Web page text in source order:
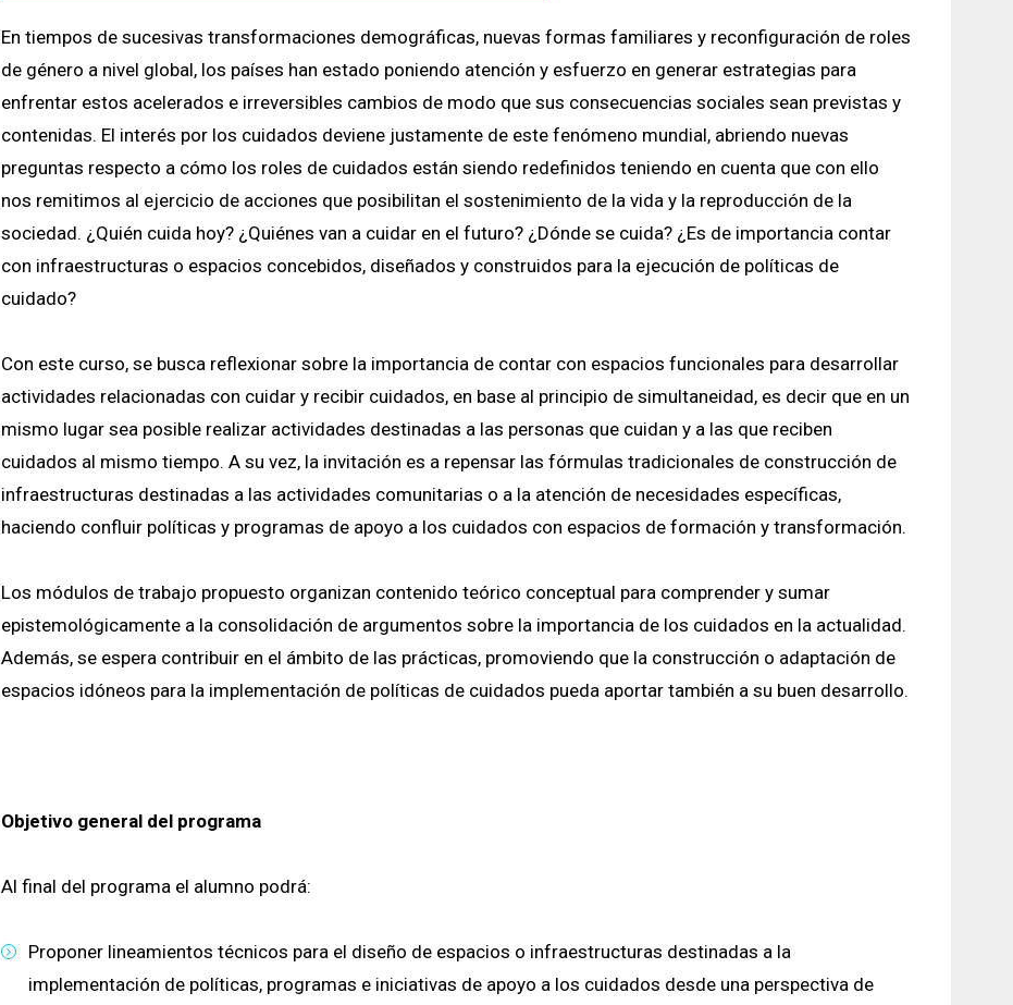
En tiempos de sucesivas transformaciones demográficas, nuevas formas familiares y reconfiguración de roles
de género a nivel global, los países han estado poniendo atención y esfuerzo en generar estrategias para
enfrentar estos acelerados e irreversibles cambios de modo que sus consecuencias sociales sean previstas y
contenidas. El interés por los cuidados deviene justamente de este fenómeno mundial, abriendo nuevas
preguntas respecto a cómo los roles de cuidados están siendo redefinidos teniendo en cuenta que con ello
nos remitimos al ejercicio de acciones que posibilitan el sostenimiento de la vida y la reproducción de la
sociedad. ¿Quién cuida hoy? ¿Quiénes van a cuidar en el futuro? ¿Dónde se cuida? ¿Es de importancia contar
con infraestructuras o espacios concebidos, diseñados y construidos para la ejecución de políticas de
cuidado?
Con este curso, se busca reflexionar sobre la importancia de contar con espacios funcionales para desarrollar
actividades relacionadas con cuidar y recibir cuidados, en base al principio de simultaneidad, es decir que en un
mismo lugar sea posible realizar actividades destinadas a las personas que cuidan y a las que reciben
cuidados al mismo tiempo. A su vez, la invitación es a repensar las fórmulas tradicionales de construcción de
infraestructuras destinadas a las actividades comunitarias o a la atención de necesidades específicas,
haciendo confluir políticas y programas de apoyo a los cuidados con espacios de formación y transformación.
Los módulos de trabajo propuesto organizan contenido teórico conceptual para comprender y sumar
epistemológicamente a la consolidación de argumentos sobre la importancia de los cuidados en la actualidad.
Además, se espera contribuir en el ámbito de las prácticas, promoviendo que la construcción o adaptación de
espacios idóneos para la implementación de políticas de cuidados pueda aportar también a su buen desarrollo.
Objetivo general del programa
Al final del programa el alumno podrá:
Proponer lineamientos técnicos para el diseño de espacios o infraestructuras destinadas a la
implementación de políticas, programas e iniciativas de apoyo a los cuidados desde una perspectiva de